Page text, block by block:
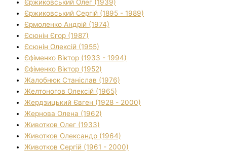
Єржиковський Олег (1939)
Єржиковський Сергій (1895 - 1989)
Єрмоленко Андрій (1974)
Єсюнін Єгор (1987)
Єсюнін Олексій (1955)
Єфіменко Віктор (1933 - 1994)
Єфіменко Віктор (1952)
Жалобнюк Станіслав (1976)
Желтоногов Олексій (1965)
Жердзицький Євген (1928 - 2000)
Жернова Олена (1962)
Животков Олег (1933)
Животков Олександр (1964)
Животков Сергій (1961 - 2000)